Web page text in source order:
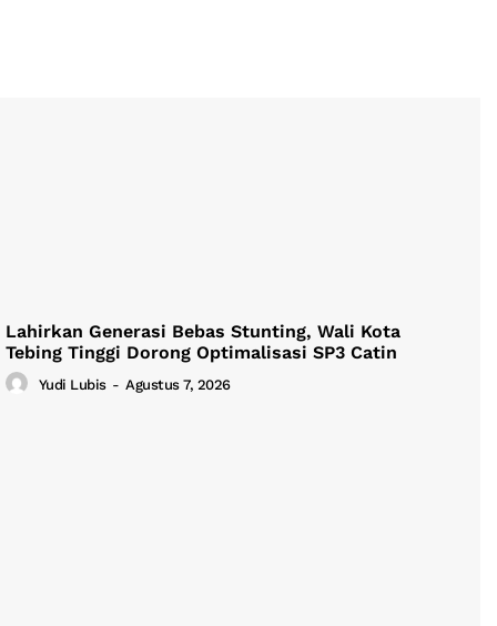
Lahirkan Generasi Bebas Stunting, Wali Kota
Tebing Tinggi Dorong Optimalisasi SP3 Catin
Yudi Lubis - Agustus 7, 2026